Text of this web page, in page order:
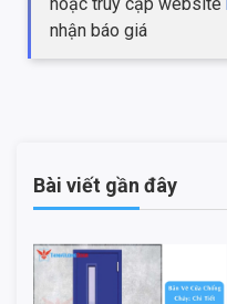
hoặc truy cập website
nhận báo giá
Bài viết gần đây